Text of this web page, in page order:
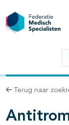
Terug naar
binnen deze